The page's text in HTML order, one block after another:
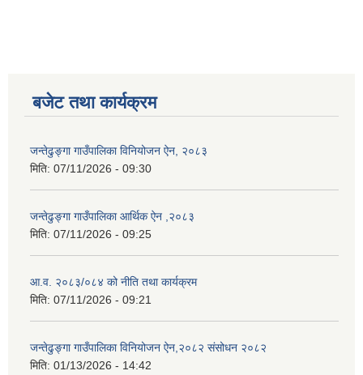
बजेट तथा कार्यक्रम
जन्तेढुङ्गा गाउँपालिका विनियोजन ऐन, २०८३
मिति: 07/11/2026 - 09:30
जन्तेढुङ्गा गाउँपालिका आर्थिक ऐन ,२०८३
मिति: 07/11/2026 - 09:25
आ.व. २०८३/०८४ को नीति तथा कार्यक्रम
मिति: 07/11/2026 - 09:21
जन्तेढुङ्गा गाउँपालिका विनियोजन ऐन,२०८२ संसोधन २०८२
मिति: 01/13/2026 - 14:42